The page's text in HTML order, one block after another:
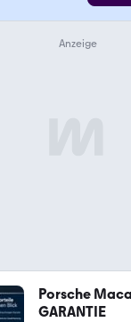
Porsche
GARANTIE